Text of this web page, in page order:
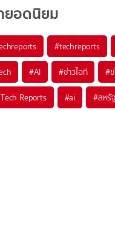
ยอดนิยม
#techreports
#AI #ข่าวไอที #
Reports #ai #สหรั